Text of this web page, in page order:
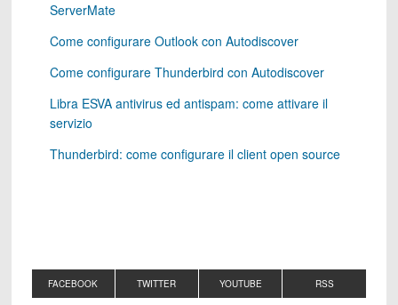
ServerMate
Come configurare Outlook con Autodiscover
Come configurare Thunderbird con Autodiscover
Libra ESVA antivirus ed antispam: come attivare il
servizio
Thunderbird: come configurare il client open source
FACEBOOK TWITTER YOUTUBE RSS